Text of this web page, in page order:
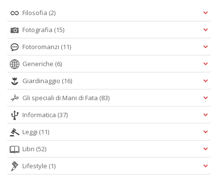
Filosofia (2)
Fotografia (15)
Fotoromanzi (11)
Generiche (6)
Giardinaggio (16)
Gli speciali di Mani di Fata (83)
Informatica (37)
Leggi (11)
Libri (52)
Lifestyle (1)